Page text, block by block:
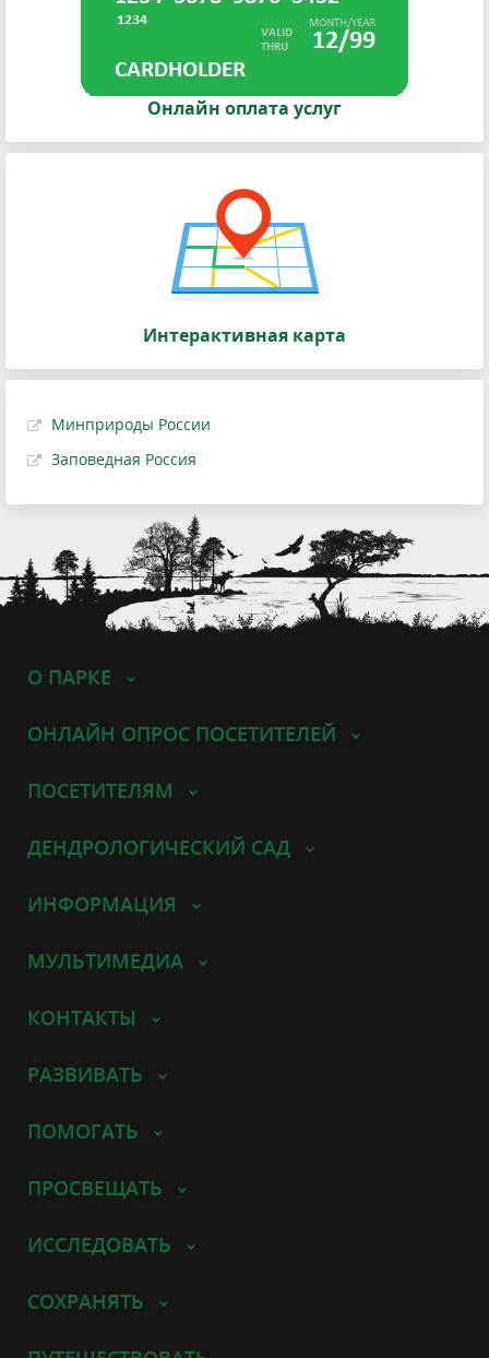
Онлайн оплата услуг
Интерактивная карта
Минприроды России
Заповедная Россия
О ПАРКЕ
ОНЛАЙН ОПРОС ПОСЕТИТЕЛЕЙ
ПОСЕТИТЕЛЯМ
ДЕНДРОЛОГИЧЕСКИЙ САД
ИНФОРМАЦИЯ
МУЛЬТИМЕДИА
КОНТАКТЫ
РАЗВИВАТЬ
ПОМОГАТЬ
ПРОСВЕЩАТЬ
ИССЛЕДОВАТЬ
СОХРАНЯТЬ